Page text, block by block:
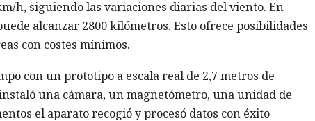
h, siguiendo las variaciones diarias del viento. En
alcanzar 2800 kilómetros. Esto ofrece posibilidades
con costes mínimos.
con un prototipo a escala real de 2,7 metros de
una cámara, un magnetómetro, una unidad de
el aparato recogió y procesó datos con éxito